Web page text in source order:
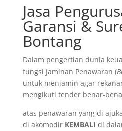
Jasa
Garansi &
Bontang
Dalam pengertian dunia
fungsi Jaminan Penawaran (
untuk menjamin agar
mengikuti tender benar-
atas penawaran yang di
di akomodir KEMBALI di